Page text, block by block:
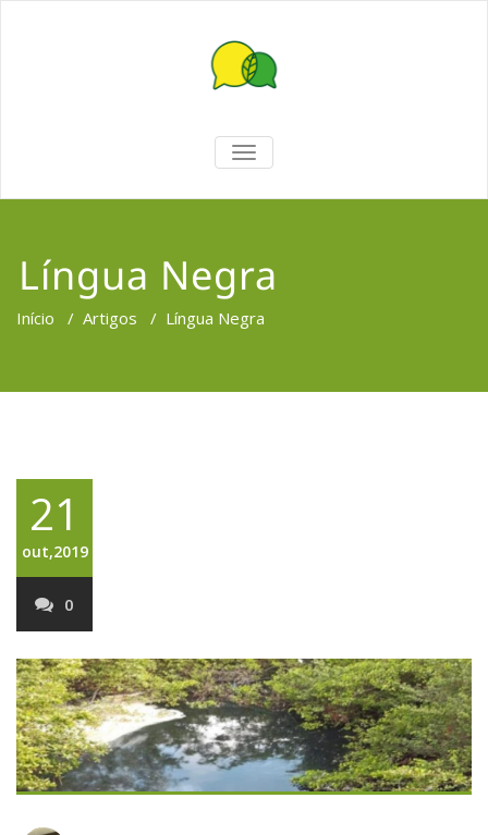
TOGGLE
NAVIGATION
Língua Negra
Início / Artigos / Língua Negra
21
out,2019
0